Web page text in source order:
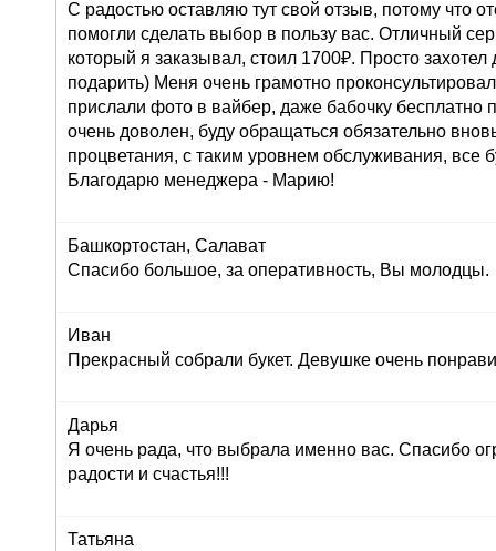
С радостью оставляю тут свой отзыв, потому что
помогли сделать выбор в пользу вас. Отличный
который я заказывал, стоил 1700₽. Просто
подарить) Меня очень грамотно
прислали фото в вайбер, даже бабочку бесплатно
очень доволен, буду обращаться обязательно
процветания, с таким уровнем обслуживания, все
Благодарю менеджера - Марию!
Башкортостан, Салават
Спасибо большое, за оперативность, Вы молодцы.
Иван
Прекрасный собрали букет. Девушке очень
Дарья
Я очень рада, что выбрала именно вас. Спасибо
радости и счастья!!!
Татьяна